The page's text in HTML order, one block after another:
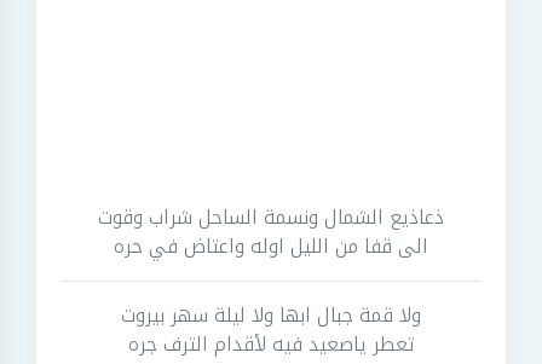
ذعاذيع الشمال ونسمة الساحل شراب وقوت
الى قفا من الليل اوله واعتاض في حره
ولا قمة جبال ابها ولا ليلة سهر بيروت
تعطر ياصعيد فيه لأقدام الترف جره